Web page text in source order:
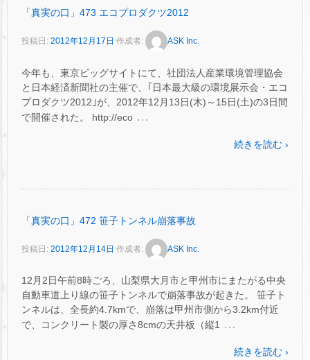
「真実の口」473 エコプロダクツ2012
投稿日: 2012年12月17日 作成者: ASK Inc.
今年も、東京ビッグサイトにて、社団法人産業環境管理協会
と日本経済新聞社の主催で、｢日本最大級の環境展示会・エコ
プロダクツ2012｣が、2012年12月13日(木)～15日(土)の3日間
で開催された。 http://eco …
続きを読む ›
「真実の口」472 笹子トンネル崩落事故
投稿日: 2012年12月14日 作成者: ASK Inc.
12月2日午前8時ごろ、山梨県大月市と甲州市にまたがる中央
自動車道上り線の笹子トンネルで崩落事故が起きた。 笹子ト
ンネルは、全長約4.7kmで、崩落は甲州市側から3.2km付近
で、コンクリート製の厚さ8cmの天井板（縦1
…
続きを読む ›